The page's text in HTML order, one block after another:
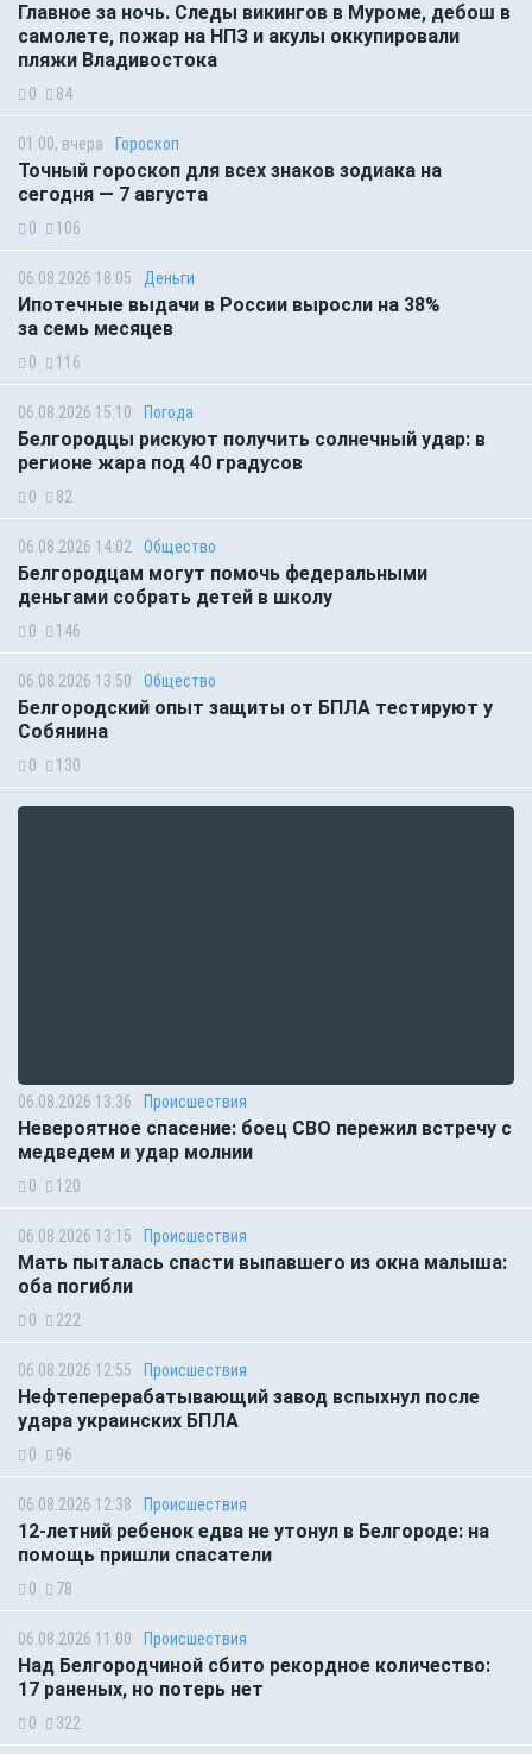
Главное за ночь. Следы викингов в Муроме, дебош в
самолете, пожар на НПЗ и акулы оккупировали
пляжи Владивостока
0 84
01:00, вчера Гороскоп
Точный гороскоп для всех знаков зодиака на
сегодня — 7 августа
0 106
06.08.2026 18:05 Деньги
Ипотечные выдачи в России выросли на 38%
за семь месяцев
0 116
06.08.2026 15:10 Погода
Белгородцы рискуют получить солнечный удар: в
регионе жара под 40 градусов
0 82
06.08.2026 14:02 Общество
Белгородцам могут помочь федеральными
деньгами собрать детей в школу
0 146
06.08.2026 13:50 Общество
Белгородский опыт защиты от БПЛА тестируют у
Собянина
0 130
06.08.2026 13:36 Происшествия
Невероятное спасение: боец СВО пережил встречу с
медведем и удар молнии
0 120
06.08.2026 13:15 Происшествия
Мать пыталась спасти выпавшего из окна малыша:
оба погибли
0 222
06.08.2026 12:55 Происшествия
Нефтеперерабатывающий завод вспыхнул после
удара украинских БПЛА
0 96
06.08.2026 12:38 Происшествия
12-летний ребенок едва не утонул в Белгороде: на
помощь пришли спасатели
0 78
06.08.2026 11:00 Происшествия
Над Белгородчиной сбито рекордное количество:
17 раненых, но потерь нет
0 322